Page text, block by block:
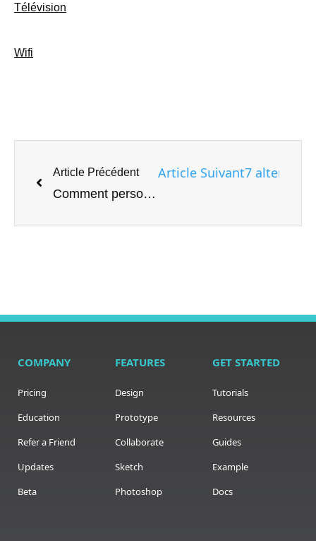
Télévision
Wifi
Article Précédent
Comment personnaliser facilement un téléphone Android sans enraciner
Article Suivant7
COMPANY
Pricing
Education
Refer a Friend
Updates
Beta
FEATURES
Design
Prototype
Collaborate
Sketch
Photoshop
GET STARTED
Tutorials
Resources
Guides
Example
Docs